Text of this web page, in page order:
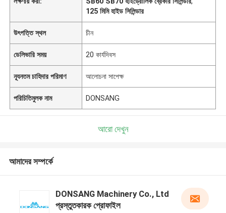
125 মিমি হাইড সিলিন্ডার
উৎপত্তি স্থল চীন
ডেলিভারি সময় 20 কার্যদিবস
ন্যূনতম চাহিদার পরিমাণ আলোচনা সাপেক্ষ
পরিচিতিমুলক নাম DONSANG
আরো দেখুন
আমাদের সম্পর্কে
DONSANG Machinery Co., Ltd
প্রস্তুতকারক প্রোফাইল